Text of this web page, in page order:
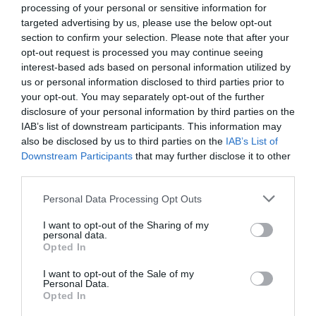
processing of your personal or sensitive information for
targeted advertising by us, please use the below opt-out
section to confirm your selection. Please note that after your
opt-out request is processed you may continue seeing
interest-based ads based on personal information utilized by
us or personal information disclosed to third parties prior to
your opt-out. You may separately opt-out of the further
disclosure of your personal information by third parties on the
IAB’s list of downstream participants. This information may
also be disclosed by us to third parties on the IAB’s List of
Downstream Participants that may further disclose it to other
Personal Data Processing Opt Outs
I want to opt-out of the Sharing of my
personal data.
Opted In
I want to opt-out of the Sale of my
Personal Data.
Opted In
relacionados con la sanidad, la dependencia y los cuidados
de larga duración.
Además, la institución recuerda que estas previsiones ni
siquiera incorporan otros posibles factores de presión
presupuestaria, como los costes derivados del cambio
climático o un incremento significativo del gasto en
defensa.
La AIReF denuncia tres fallos de diseño
El informe dedica una parte importante de sus
actual regla de gasto.
El primer problema es conceptual. La AIReF sostiene que
la norma ofrece una visión parcial de la sostenibilidad
porque únicamente analiza un componente concreto del